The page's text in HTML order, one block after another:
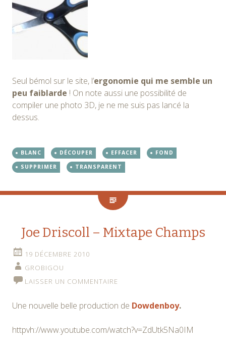
Seul bémol sur le site, l’ergonomie qui me semble un
peu faiblarde ! On note aussi une possibilité de
compiler une photo 3D, je ne me suis pas lancé la
dessus.
BLANC DÉCOUPER EFFACER
FOND
SUPPRIMER
TRANSPARENT
Joe Driscoll – Mixtape Champs
19 DÉCEMBRE 2010
GROBIGOU
LAISSER UN COMMENTAIRE
Une nouvelle belle production de Dowdenboy.
httpvh://www.youtube.com/watch?v=ZdUtk5Na0IM